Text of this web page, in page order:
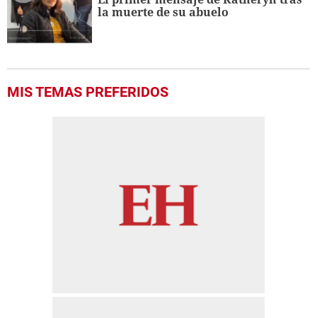
la muerte de su abuelo
MIS TEMAS PREFERIDOS